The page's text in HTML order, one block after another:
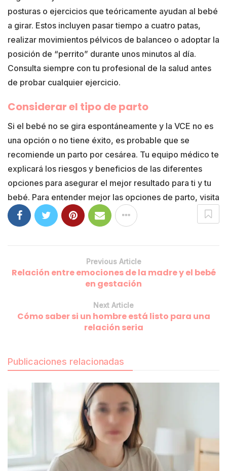
posturas o ejercicios que teóricamente ayudan al bebé
a girar. Estos incluyen pasar tiempo a cuatro patas,
realizar movimientos pélvicos de balanceo o adoptar la
posición de “perrito” durante unos minutos al día.
Consulta siempre con tu profesional de la salud antes
de probar cualquier ejercicio.
Considerar el tipo de parto
Si el bebé no se gira espontáneamente y la VCE no es
una opción o no tiene éxito, es probable que se
recomiende un parto por cesárea. Tu equipo médico te
explicará los riesgos y beneficios de las diferentes
opciones para asegurar el mejor resultado para ti y tu
bebé. Para entender mejor las opciones de parto, visita
Previous Article
Relación entre emociones de la madre y el bebé
en gestación
Next Article
Cómo saber si un hombre está listo para una
relación seria
Publicaciones relacionadas